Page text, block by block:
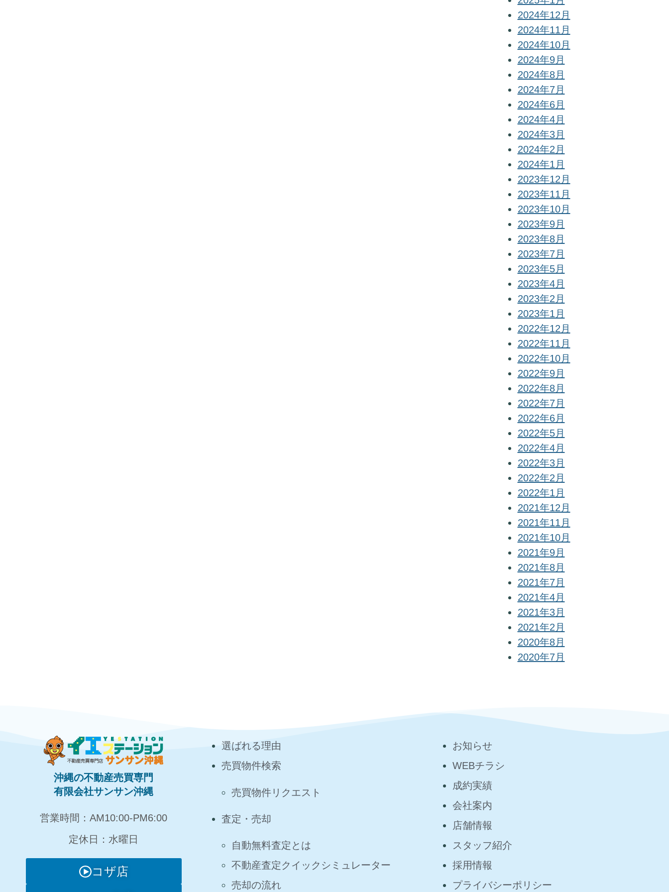
2024年12月
2024年11月
2024年10月
2024年9月
2024年8月
2024年7月
2024年6月
2024年4月
2024年3月
2024年2月
2024年1月
2023年12月
2023年11月
2023年10月
2023年9月
2023年8月
2023年7月
2023年5月
2023年4月
2023年2月
2023年1月
2022年12月
2022年11月
2022年10月
2022年9月
2022年8月
2022年7月
2022年6月
2022年5月
2022年4月
2022年3月
2022年2月
2022年1月
2021年12月
2021年11月
2021年10月
2021年9月
2021年8月
2021年7月
2021年4月
2021年3月
2021年2月
2020年8月
2020年7月
沖縄の不動産売買専門
有限会社サンサン沖縄
営業時間：AM10:00‐PM6:00
定休日：水曜日
コザ店
選ばれる理由
売買物件検索
売買物件リクエスト
査定・売却
自動無料査定とは
不動産査定クイックシミュレーター
売却の流れ
お知らせ
WEBチラシ
成約実績
会社案内
店舗情報
スタッフ紹介
採用情報
プライバシーポリシー